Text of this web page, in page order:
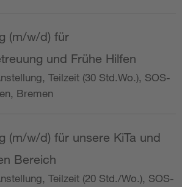
(m/w/d) für
und Frühe Hilfen
Teilzeit (30 Std.Wo.), SOS-
Bremen
(m/w/d) für unsere KiTa und
Bereich
Teilzeit (20 Std./Wo.), SOS-